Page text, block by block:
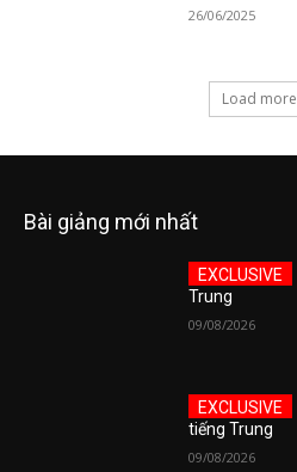
26/06/2025
Load more
Bài giảng mới nhất
Trung
09/08/2026
tiếng Trung
09/08/2026